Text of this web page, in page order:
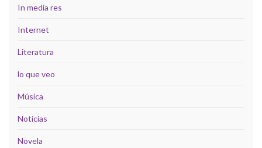
In media res
Internet
Literatura
lo que veo
Música
Noticias
Novela